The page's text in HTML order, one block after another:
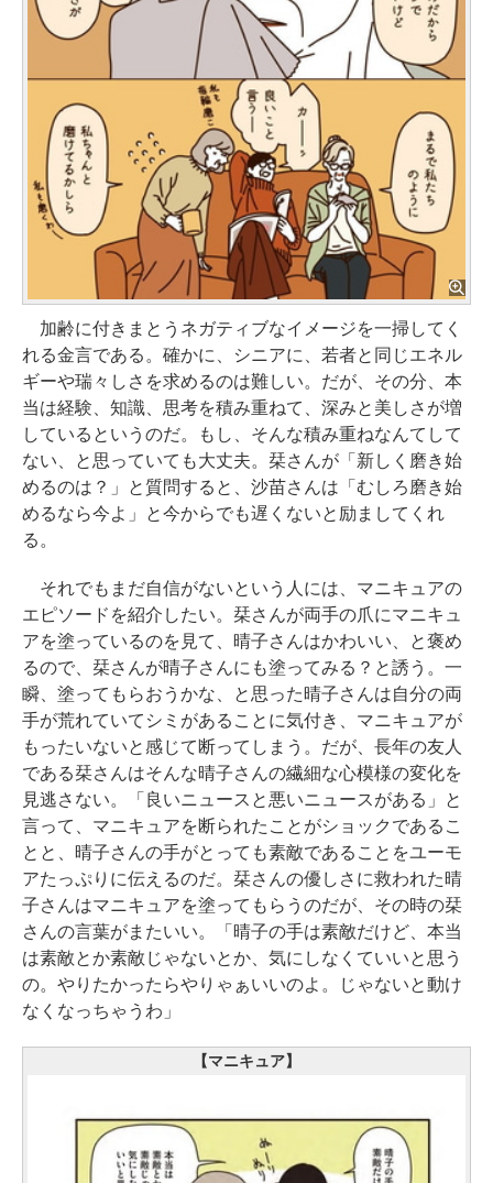
加齢に付きまとうネガティブなイメージを一掃してく
れる金言である。確かに、シニアに、若者と同じエネル
ギーや瑞々しさを求めるのは難しい。だが、その分、本
当は経験、知識、思考を積み重ねて、深みと美しさが増
しているというのだ。もし、そんな積み重ねなんてして
ない、と思っていても大丈夫。栞さんが「新しく磨き始
めるのは？」と質問すると、沙苗さんは「むしろ磨き始
めるなら今よ」と今からでも遅くないと励ましてくれ
る。
それでもまだ自信がないという人には、マニキュアの
エピソードを紹介したい。栞さんが両手の爪にマニキュ
アを塗っているのを見て、晴子さんはかわいい、と褒め
るので、栞さんが晴子さんにも塗ってみる？と誘う。一
瞬、塗ってもらおうかな、と思った晴子さんは自分の両
手が荒れていてシミがあることに気付き、マニキュアが
もったいないと感じて断ってしまう。だが、長年の友人
である栞さんはそんな晴子さんの繊細な心模様の変化を
見逃さない。「良いニュースと悪いニュースがある」と
言って、マニキュアを断られたことがショックであるこ
とと、晴子さんの手がとっても素敵であることをユーモ
アたっぷりに伝えるのだ。栞さんの優しさに救われた晴
子さんはマニキュアを塗ってもらうのだが、その時の栞
さんの言葉がまたいい。「晴子の手は素敵だけど、本当
は素敵とか素敵じゃないとか、気にしなくていいと思う
の。やりたかったらやりゃぁいいのよ。じゃないと動け
なくなっちゃうわ」
【マニキュア】